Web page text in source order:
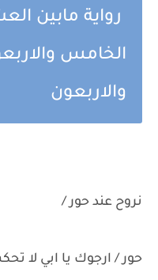
رواية مابين
الخامس
والاربعون
نروح عند حور /
حور / ارجوك يا ابي لا